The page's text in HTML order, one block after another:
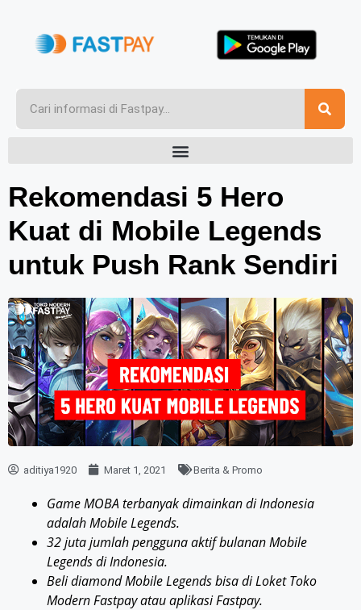
Rekomendasi 5 Hero
Kuat di Mobile Legends
untuk Push Rank Sendiri
aditiya1920 Maret 1, 2021 Berita & Promo
Game MOBA terbanyak dimainkan di Indonesia
adalah Mobile Legends.
32 juta jumlah pengguna aktif bulanan Mobile
Legends di Indonesia.
Beli diamond Mobile Legends bisa di Loket Toko
Modern Fastpay atau aplikasi Fastpay.